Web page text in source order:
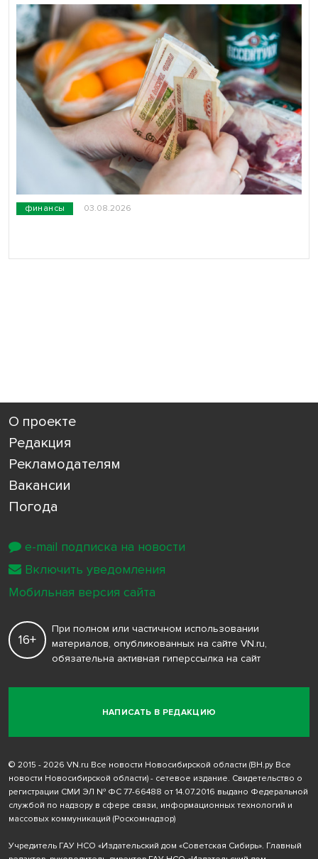
финансы 03.08.2026
О проекте
Редакция
Рекламодателям
Вакансии
Погода
НАПИСАТЬ В РЕДАКЦИЮ
16+
При полном или частичном использовании
материалов, опубликованных на сайте VN.ru,
обязательна активная гиперссылка на сайт
© 2015 - 2026 VN.ru Все новости Новосибирской области (ВН.ру Все
новости Новосибирской области) - сетевое издание. Свидетельство о
регистрации СМИ ЭЛ № ФС 77-66488 от 14.07.2016 выдано Федеральной
службой по надзору в сфере связи, информационных технологий и
массовых коммуникаций (Роскомнадзор)
Учредитель ГАУ НСО «Издательский дом «Советская Сибирь». Главный
e-mail подписка на новости
Включить уведомления
Мобильная версия сайта